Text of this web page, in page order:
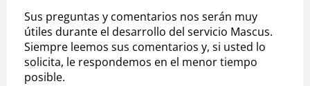
Sus preguntas y comentarios nos serán muy
útiles durante el desarrollo del servicio Mascus.
Siempre leemos sus comentarios y, si usted lo
solicita, le respondemos en el menor tiempo
posible.